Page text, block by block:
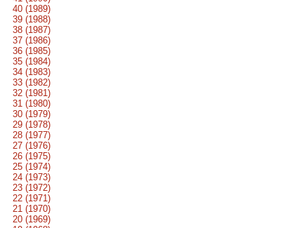
40 (1989)
39 (1988)
38 (1987)
37 (1986)
36 (1985)
35 (1984)
34 (1983)
33 (1982)
32 (1981)
31 (1980)
30 (1979)
29 (1978)
28 (1977)
27 (1976)
26 (1975)
25 (1974)
24 (1973)
23 (1972)
22 (1971)
21 (1970)
20 (1969)